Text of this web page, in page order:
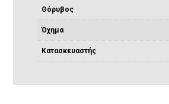
Θόρυβος
Όχημα
Κατασκευαστής